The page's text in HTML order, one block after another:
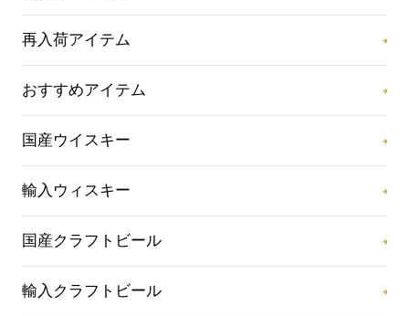
再入荷アイテム
おすすめアイテム
国産ウイスキー
輸入ウィスキー
国産クラフトビール
輸入クラフトビール